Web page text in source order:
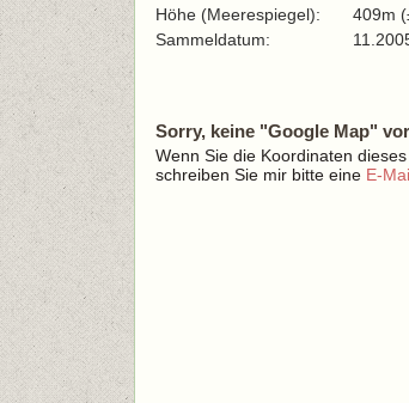
Höhe (Meerespiegel):
409m
Sammeldatum:
Sorry, keine "Google Map"
Wenn Sie die Koordinaten dieses
schreiben Sie mir bitte eine E-